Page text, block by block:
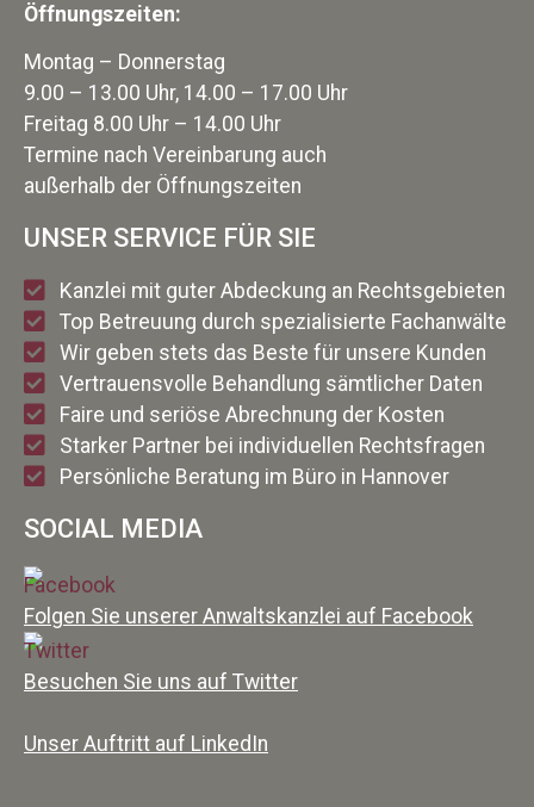
Öffnungszeiten:
Montag – Donnerstag
9.00 – 13.00 Uhr, 14.00 – 17.00 Uhr
Freitag 8.00 Uhr – 14.00 Uhr
Termine nach Vereinbarung auch
außerhalb der Öffnungszeiten
UNSER SERVICE FÜR SIE
Kanzlei mit guter Abdeckung an Rechtsgebieten
Top Betreuung durch spezialisierte Fachanwälte
Wir geben stets das Beste für unsere Kunden
Vertrauensvolle Behandlung sämtlicher Daten
Faire und seriöse Abrechnung der Kosten
Starker Partner bei individuellen Rechtsfragen
Persönliche Beratung im Büro in Hannover
SOCIAL MEDIA
Folgen Sie unserer Anwaltskanzlei auf Facebook
Besuchen Sie uns auf Twitter
Unser Auftritt auf LinkedIn